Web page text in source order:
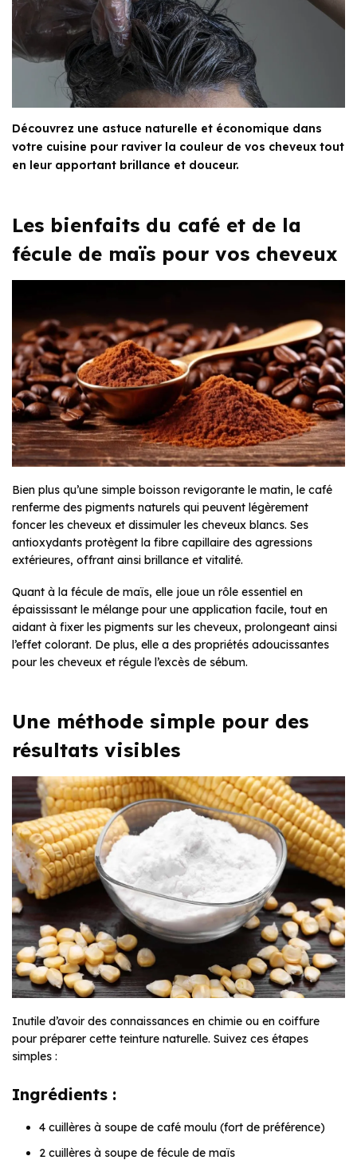
Découvrez une astuce naturelle et économique dans
votre cuisine pour raviver la couleur de vos cheveux tout
en leur apportant brillance et douceur.
Les bienfaits du café et de la
fécule de maïs pour vos cheveux
Bien plus qu’une simple boisson revigorante le matin, le café
renferme des pigments naturels qui peuvent légèrement
foncer les cheveux et dissimuler les cheveux blancs. Ses
antioxydants protègent la fibre capillaire des agressions
extérieures, offrant ainsi brillance et vitalité.
Quant à la fécule de maïs, elle joue un rôle essentiel en
épaississant le mélange pour une application facile, tout en
aidant à fixer les pigments sur les cheveux, prolongeant ainsi
l’effet colorant. De plus, elle a des propriétés adoucissantes
pour les cheveux et régule l’excès de sébum.
Une méthode simple pour des
résultats visibles
Inutile d’avoir des connaissances en chimie ou en coiffure
pour préparer cette teinture naturelle. Suivez ces étapes
simples :
Ingrédients :
4 cuillères à soupe de café moulu (fort de préférence)
2 cuillères à soupe de fécule de maïs